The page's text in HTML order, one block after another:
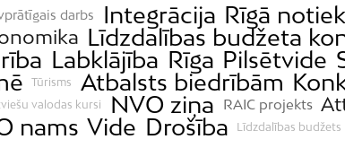
darbs Integrācija Rīgā notiek
Līdzdalības budžeta
Labklājība Rīga Pilsētvide
Tūrisms Atbalsts biedrībām
valodas kursi NVO ziņa RAIC projekts
nams Vide Drošība Līdzdalības budžets